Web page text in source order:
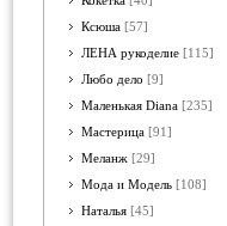
Ксюша [57]
ЛЕНА рукоделие [115]
Любо дело [9]
Маленькая Diana [235]
Мастерица [91]
Меланж [29]
Мода и Модель [108]
Наталья [45]